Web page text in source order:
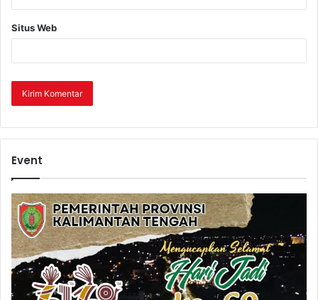
Situs Web
Event